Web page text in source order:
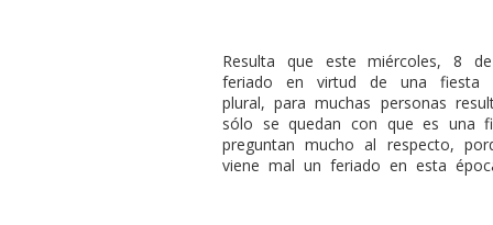
Resulta que este miércoles, 8
feriado en virtud de una fiesta
plural, para muchas personas
sólo se quedan con que es una
preguntan mucho al respecto,
viene mal un feriado en esta